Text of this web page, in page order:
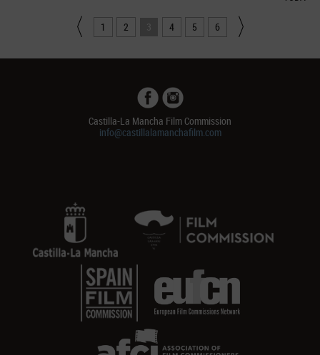
1 2 3 4 5 6
Castilla-La Mancha Film Commission
info@castillalamanchafilm.com